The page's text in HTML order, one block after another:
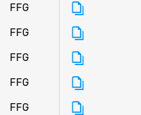
FFG
FFG
FFG
FFG
FFG